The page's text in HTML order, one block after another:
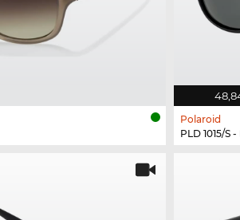
Polaroid
PLD 1015/S